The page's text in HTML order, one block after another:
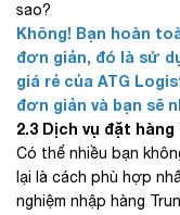
sao?
Không! Bạn hoàn
đơn giản, đó là sử
giá rẻ của ATG
đơn giản và bạn sẽ
2.3 Dịch vụ đặt
Có thể nhiều bạn
lại là cách phù hợp
nghiệm nhập hàng